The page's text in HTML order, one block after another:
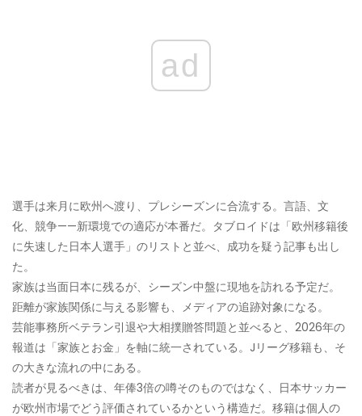
ad
選手は来月に欧州へ渡り、プレシーズンに合流する。言語、文
化、競争——新環境での適応が本番だ。タブロイドは「欧州移籍後
に失速した日本人選手」のリストと並べ、成功を疑う記事も出し
た。
家族は当面日本に残るが、シーズン中盤に現地を訪れる予定だ。
距離が家族関係に与える影響も、メディアの追跡対象になる。
芸能事務所ベテラン引退や大相撲贈答問題と並べると、2026年の
報道は「家族とお金」を軸に統一されている。Jリーグ移籍も、そ
の大きな流れの中にある。
読者が見るべきは、年俸3倍の噂そのものではなく、日本サッカー
が欧州市場でどう評価されているかという構造だ。移籍は個人の